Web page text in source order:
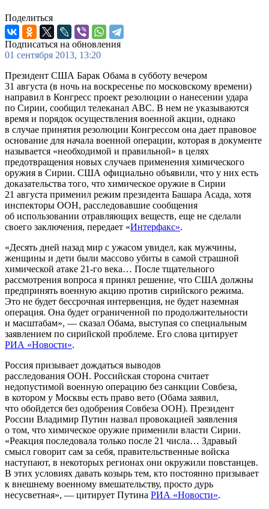
Поделиться
Подписаться на обновления
01 сентября 2013, 13:20
Президент США Барак Обама в субботу вечером
31 августа (в ночь на воскресенье по московскому времени)
направил в Конгресс проект резолюции о нанесении удара
по Сирии, сообщил телеканал ABC. В нем не указываются
время и порядок осуществления военной акции, однако
в случае принятия резолюции Конгрессом она дает правовое
основание для начала военной операции, которая в документе
называется «необходимой и правильной» в целях
предотвращения новых случаев применения химического
оружия в Сирии. США официально объявили, что у них есть
доказательства того, что химическое оружие в Сирии
21 августа применил режим президента Башара Асада, хотя
инспекторы ООН, расследовавшие сообщения
об использовании отравляющих веществ, еще не сделали
своего заключения, передает «Интерфакс».
«Десять дней назад мир с ужасом увидел, как мужчины,
женщины и дети были массово убиты в самой страшной
химической атаке 21-го века… После тщательного
рассмотрения вопроса я принял решение, что США должны
предпринять военную акцию против сирийского режима.
Это не будет бессрочная интервенция, не будет наземная
операция. Она будет ограниченной по продолжительности
и масштабам», — сказал Обама, выступая со специальным
заявлением по сирийской проблеме. Его слова цитирует
РИА «Новости».
Россия призывает дождаться выводов
расследования ООН. Российская сторона считает
недопустимой военную операцию без санкции Совбеза,
в котором у Москвы есть право вето (Обама заявил,
что обойдется без одобрения Совбеза ООН). Президент
России Владимир Путин назвал провокацией заявления
о том, что химическое оружие применили власти Сирии.
«Реакция последовала только после 21 числа… Здравый
смысл говорит сам за себя, правительственные войска
наступают, в некоторых регионах они окружили повстанцев.
В этих условиях давать козырь тем, кто постоянно призывает
к внешнему военному вмешательству, просто дурь
несусветная», — цитирует Путина РИА «Новости».